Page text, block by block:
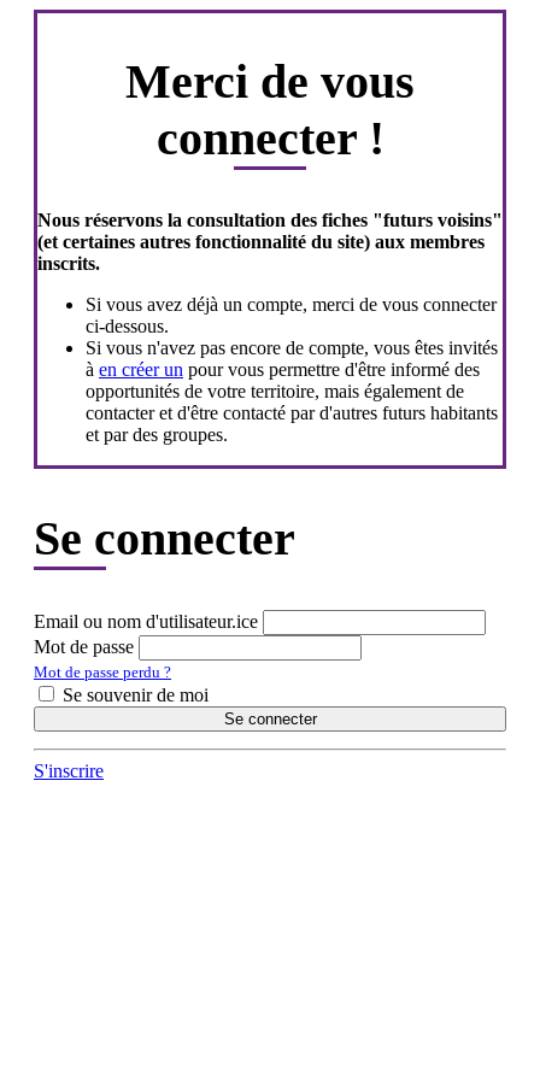
Merci de vous
connecter !
Nous réservons la consultation des fiches "futurs voisins"
(et certaines autres fonctionnalité du site) aux membres
inscrits.
Si vous avez déjà un compte, merci de vous connecter
ci-dessous.
Si vous n'avez pas encore de compte, vous êtes invités
à en créer un pour vous permettre d'être informé des
opportunités de votre territoire, mais également de
contacter et d'être contacté par d'autres futurs habitants
et par des groupes.
Se connecter
Email ou nom d'utilisateur.ice
Mot de passe
Mot de passe perdu ?
Se souvenir de moi
Se connecter
S'inscrire